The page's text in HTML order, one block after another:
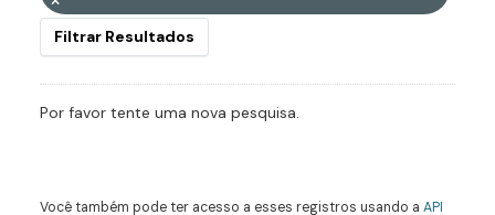
Filtrar Resultados
Por favor tente uma nova pesquisa.
Você também pode ter acesso a esses registros usando a API